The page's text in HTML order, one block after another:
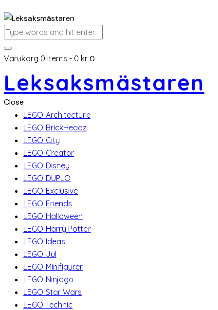
Varukorg 0 items - 0 kr 0
Leksaksmästaren
Close
LEGO Architecture
LEGO BrickHeadz
LEGO City
LEGO Creator
LEGO Disney
LEGO DUPLO
LEGO Exclusive
LEGO Friends
LEGO Halloween
LEGO Harry Potter
LEGO Ideas
LEGO Jul
LEGO Minifigurer
LEGO Ninjago
LEGO Star Wars
LEGO Technic